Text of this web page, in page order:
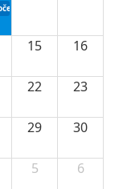
za
vodne infrastrukture u
izgradnje nove
15 16
22 23
29 30
5 6